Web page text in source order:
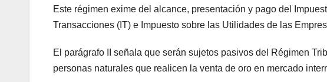
Este régimen exime del alcance, presentación y pago del
Transacciones (IT) e Impuesto sobre las Utilidades de las
El parágrafo II señala que serán sujetos pasivos del Régimen
personas naturales que realicen la venta de oro en mercado